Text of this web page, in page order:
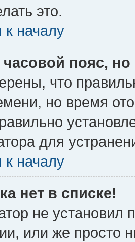
это.
к началу
пояс,
что
но время
для
к началу
нет в списке!
не установил
или же просто